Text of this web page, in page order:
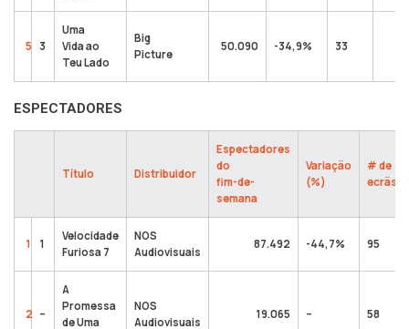
5 3
Uma
Vida ao
Teu Lado
Big
Picture
50.090 -34,9% 33
ESPECTADORES
Título Distribuidor
Espectadores
do
fim-de-
semana
Variação
(%)
# de
ecrãs
1 1
Velocidade
Furiosa 7
NOS
Audiovisuais
87.492 -44,7% 95
2 –
A
Promessa
de Uma
NOS
Audiovisuais
19.065 – 58